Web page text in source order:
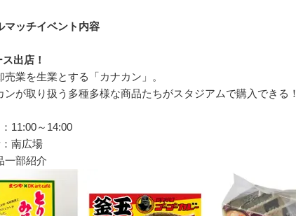
マッチイベント内容
出店！
売業を生業とする「カナカン」。
ンが取り扱う多種多様な商品たちがスタジアムで購入できる！
11:00～14:00
南広場
一部紹介